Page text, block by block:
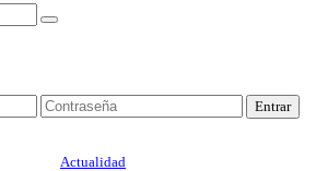
Entrar
Actualidad